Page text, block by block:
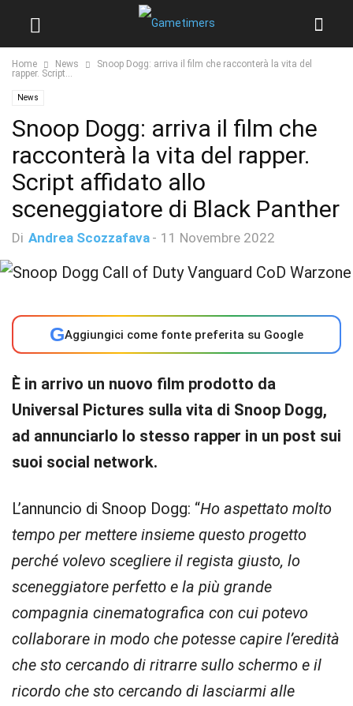
Home News
Snoop Dogg: arriva il film che racconterà la vita del
rapper. Script...
News
Snoop Dogg: arriva il film che
racconterà la vita del rapper.
Script affidato allo
sceneggiatore di Black Panther
Di Andrea Scozzafava - 11 Novembre 2022
GAggiungici come fonte preferita su Google
È in arrivo un nuovo film prodotto da
Universal Pictures sulla vita di Snoop Dogg,
ad annunciarlo lo stesso rapper in un post sui
suoi social network.
L’annuncio di Snoop Dogg: “Ho aspettato molto
tempo per mettere insieme questo progetto
perché volevo scegliere il regista giusto, lo
sceneggiatore perfetto e la più grande
compagnia cinematografica con cui potevo
collaborare in modo che potesse capire l’eredità
che sto cercando di ritrarre sullo schermo e il
ricordo che sto cercando di lasciarmi alle